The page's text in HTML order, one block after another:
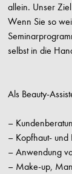
allein. Unser
Wenn Sie so
selbst in die
Als Beauty-
–
– Kopfhaut- und
– Anwendung
– Make-up,